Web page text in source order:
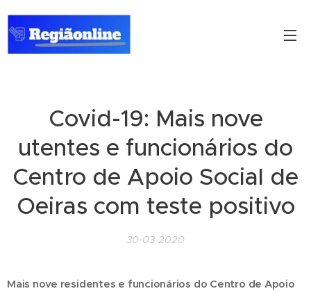
Covid-19: Mais nove
utentes e funcionários do
Centro de Apoio Social de
Oeiras com teste positivo
30-03-2020
Mais nove residentes e funcionários do Centro de Apoio